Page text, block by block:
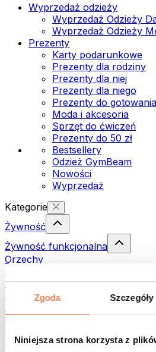
Zgoda Szczegóły
Niniejsza strona korzysta z
Wyprzedaż odzieży
Wyprzedaż Odzieży
Wyprzedaż Odzieży
Prezenty
Karty podarunkowe
Prezenty dla rodziny
Prezenty dla niej
Prezenty dla niego
Prezenty do
Moda i akcesoria
Sprzęt do ćwiczeń
Prezenty do 50 zł
Bestsellery
Odzież GymBeam
Nowości
Wyprzedaż
Kategorie
Żywność
Żywność funkcjonalna
Orzechy
Pasty i kremy do smarowania
Jajka
Chleb i pieczywo
Mięso